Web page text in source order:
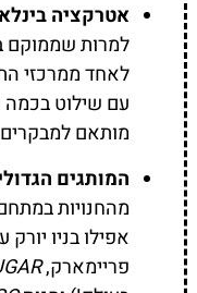
אטרקציה
למרות שממוקם
לאחד ממרכזי
עם שילוט בכמה
מותאם
המותגים
מהחנויות
אפילו בניו
פריימארק,